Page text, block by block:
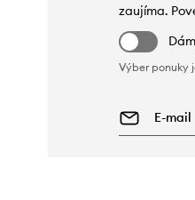
zaujíma.
Výber ponuky